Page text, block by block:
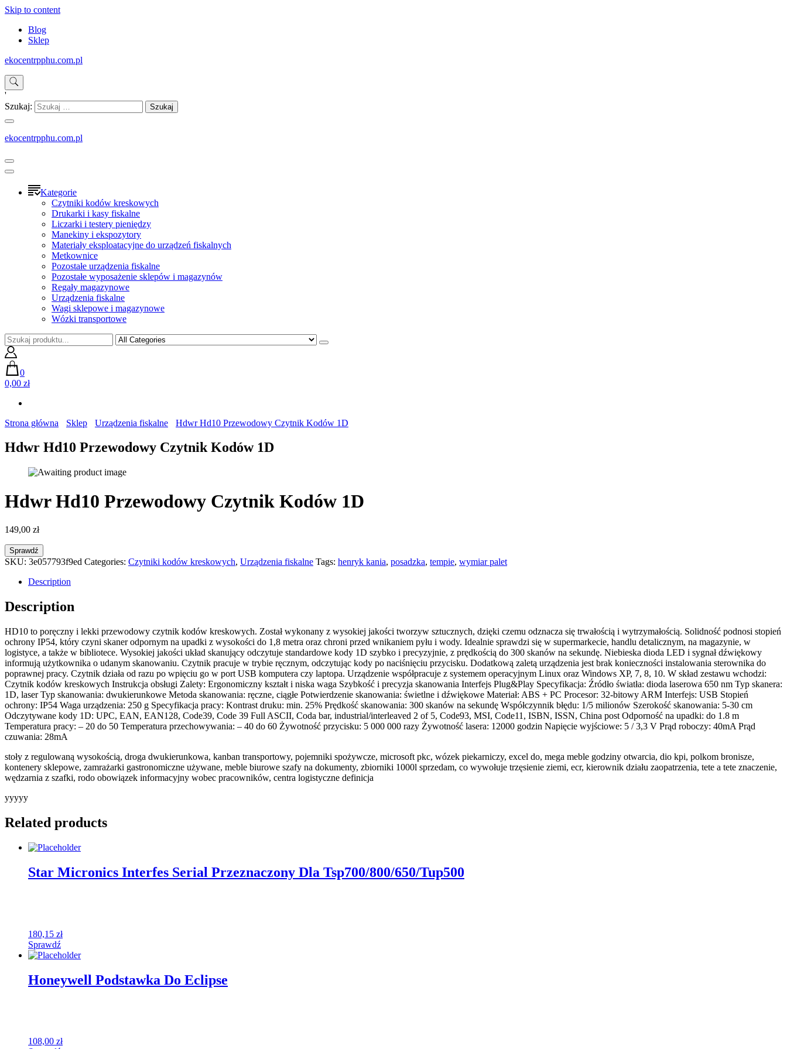
Skip to content
Blog
Sklep
ekocentrpphu.com.pl
'
Szukaj:
ekocentrpphu.com.pl
Kategorie
Czytniki kodów kreskowych
Drukarki i kasy fiskalne
Liczarki i testery pieniędzy
Manekiny i ekspozytory
Materiały eksploatacyjne do urządzeń fiskalnych
Metkownice
Pozostałe urządzenia fiskalne
Pozostałe wyposażenie sklepów i magazynów
Regały magazynowe
Urządzenia fiskalne
Wagi sklepowe i magazynowe
Wózki transportowe
0
0,00 zł
Strona główna Sklep Urządzenia fiskalne Hdwr Hd10 Przewodowy Czytnik Kodów 1D
Hdwr Hd10 Przewodowy Czytnik Kodów 1D
Hdwr Hd10 Przewodowy Czytnik Kodów 1D
149,00 zł
Sprawdź
SKU: 3e057793f9ed Categories: Czytniki kodów kreskowych, Urządzenia fiskalne Tags: henryk kania, posadzka, tempie, wymiar palet
Description
Description
HD10 to poręczny i lekki przewodowy czytnik kodów kreskowych. Został wykonany z wysokiej jakości tworzyw sztucznych, dzięki czemu odznacza się trwałością i wytrzymałością. Solidność podnosi stopień
ochrony IP54, który czyni skaner odpornym na upadki z wysokości do 1,8 metra oraz chroni przed wnikaniem pyłu i wody. Idealnie sprawdzi się w supermarkecie, handlu detalicznym, na magazynie, w
logistyce, a także w bibliotece. Wysokiej jakości układ skanujący odczytuje standardowe kody 1D szybko i precyzyjnie, z prędkością do 300 skanów na sekundę. Niebieska dioda LED i sygnał dźwiękowy
informują użytkownika o udanym skanowaniu. Czytnik pracuje w trybie ręcznym, odczytując kody po naciśnięciu przycisku. Dodatkową zaletą urządzenia jest brak konieczności instalowania sterownika do
poprawnej pracy. Czytnik działa od razu po wpięciu go w port USB komputera czy laptopa. Urządzenie współpracuje z systemem operacyjnym Linux oraz Windows XP, 7, 8, 10. W skład zestawu wchodzi:
Czytnik kodów kreskowych Instrukcja obsługi Zalety: Ergonomiczny kształt i niska waga Szybkość i precyzja skanowania Interfejs Plug&Play Specyfikacja: Źródło światła: dioda laserowa 650 nm Typ skanera:
1D, laser Typ skanowania: dwukierunkowe Metoda skanowania: ręczne, ciągłe Potwierdzenie skanowania: świetlne i dźwiękowe Materiał: ABS + PC Procesor: 32-bitowy ARM Interfejs: USB Stopień
ochrony: IP54 Waga urządzenia: 250 g Specyfikacja pracy: Kontrast druku: min. 25% Prędkość skanowania: 300 skanów na sekundę Współczynnik błędu: 1/5 milionów Szerokość skanowania: 5-30 cm
Odczytywane kody 1D: UPC, EAN, EAN128, Code39, Code 39 Full ASCII, Coda bar, industrial/interleaved 2 of 5, Code93, MSI, Code11, ISBN, ISSN, China post Odporność na upadki: do 1.8 m
Temperatura pracy: – 20 do 50 Temperatura przechowywania: – 40 do 60 Żywotność przycisku: 5 000 000 razy Żywotność lasera: 12000 godzin Napięcie wyjściowe: 5 / 3,3 V Prąd roboczy: 40mA Prąd
czuwania: 28mA
stoły z regulowaną wysokością, droga dwukierunkowa, kanban transportowy, pojemniki spożywcze, microsoft pkc, wózek piekarniczy, excel do, mega meble godziny otwarcia, dio kpi, polkom bronisze,
kontenery sklepowe, zamrażarki gastronomiczne używane, meble biurowe szafy na dokumenty, zbiorniki 1000l sprzedam, co wywołuje trzęsienie ziemi, ecr, kierownik działu zaopatrzenia, tete a tete znaczenie,
wędzarnia z szafki, rodo obowiązek informacyjny wobec pracowników, centra logistyczne definicja
yyyyy
Related products
Star Micronics Interfes Serial Przeznaczony Dla Tsp700/800/650/Tup500
180,15 zł
Sprawdź
Honeywell Podstawka Do Eclipse
108,00 zł